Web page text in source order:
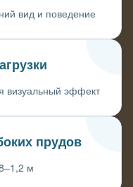
вид и поведение
визуальный эффект
прудов
м